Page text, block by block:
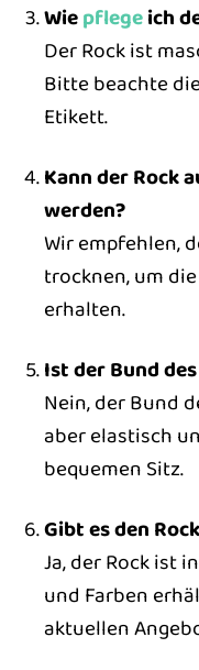
Wiepflegeich
Der Rock ist
Bitte beachte
Etikett.
Kann der Rock
werden?
Wir empfehlen,
trocknen, um
erhalten.
Ist der Bund
Nein, der Bund
aber elastisch
bequemen Sitz.
Gibt es den
Ja, der Rock ist
und Farben
aktuellen